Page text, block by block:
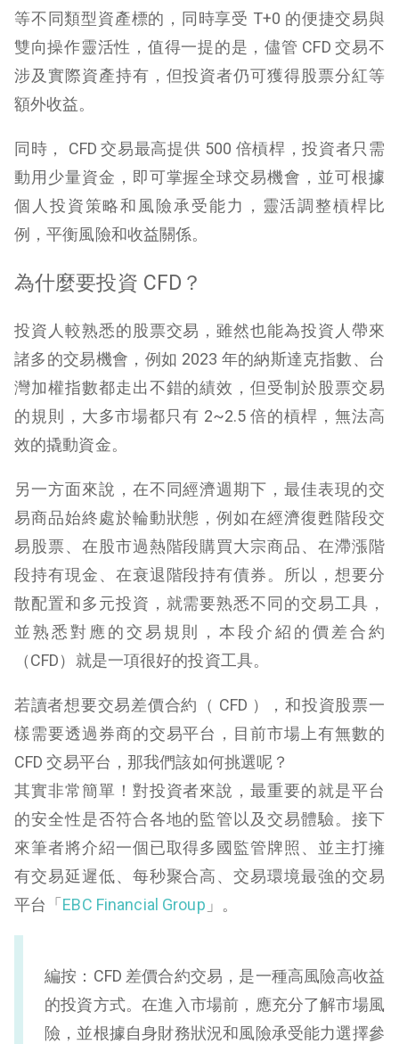
等不同類型資產標的，同時享受 T+0 的便捷交易與
雙向操作靈活性， 值得一提的是，儘管 CFD 交易不
涉及實際資產持有，但投資者仍可獲得股票分紅等
額外收益。
同時， CFD 交易最高提供 500 倍槓桿，投資者只需
動用少量資金，即可掌握全球交易機會，並可根據
個人投資策略和風險承受能力，靈活調整槓桿比
例，平衡風險和收益關係。
為什麼要投資 CFD？
投資人較熟悉的股票交易，雖然也能為投資人帶來
諸多的交易機會，例如 2023 年的納斯達克指數、台
灣加權指數都走出不錯的績效，但受制於股票交易
的規則，大多市場都只有 2~2.5 倍的槓桿，無法高
效的撬動資金。
另一方面來說，在不同經濟週期下，最佳表現的交
易商品始終處於輪動狀態，例如在經濟復甦階段交
易股票、在股市過熱階段購買大宗商品、在滯漲階
段持有現金、在衰退階段持有債券。所以，想要分
散配置和多元投資，就需要熟悉不同的交易工具，
並熟悉對應的交易規則，本段介紹的價差合約
（CFD）就是一項很好的投資工具。
若讀者想要交易差價合約（ CFD ），和投資股票一
樣需要透過券商的交易平台，目前市場上有無數的
CFD 交易平台，那我們該如何挑選呢？
其實非常簡單！對投資者來說，最重要的就是平台
的安全性是否符合各地的監管以及交易體驗。接下
來筆者將介紹一個已取得多國監管牌照、並主打擁
有交易延遲低、每秒聚合高、交易環境最強的交易
平台「 EBC Financial Group 」。
編按： CFD 差價合約交易，是一種高風險高收益
的投資方式。在進入市場前，應充分了解市場風
險，並根據自身財務狀況和風險承受能力選擇參